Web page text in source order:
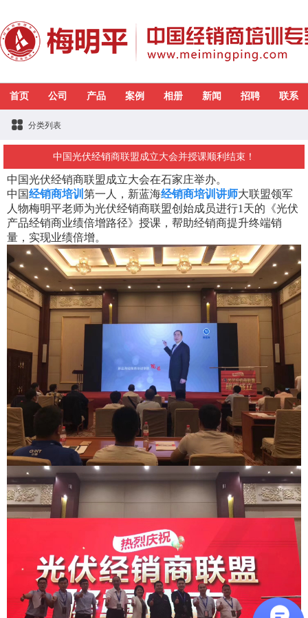
首页 公司 产品 案例 相册 新闻 招聘 联系
分类列表
中国光伏经销商联盟成立大会并授课顺利结束！
中国光伏经销商联盟成立大会在石家庄举办。
中国经销商培训 第一人，新蓝海经销商培训讲师大联盟领军
人物梅明平老师为光伏经销商联盟创始成员进行1天的《光伏
产品经销商业绩倍增路径》授课，帮助经销商提升终端销
量，实现业绩倍增。